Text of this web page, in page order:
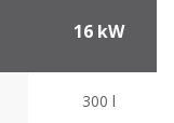
16 kW
300 l